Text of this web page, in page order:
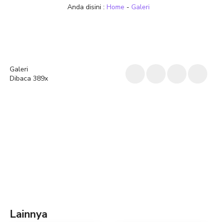
Anda disini : Home - Galeri
Galeri
Dibaca 389x
Lainnya